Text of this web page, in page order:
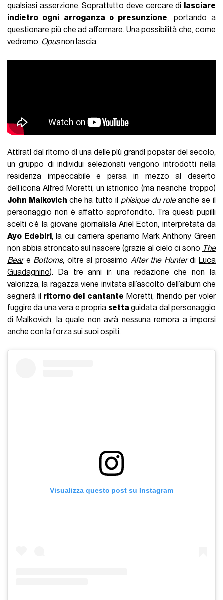
qualsiasi asserzione. Soprattutto deve cercare di
lasciare
indietro ogni arroganza o presunzione, portando a
questionare più che ad affermare. Una possibilità che, come
vedremo, Opusnon lascia.
Attirati dal ritorno di una delle più grandi popstar del secolo,
un gruppo di individui selezionati vengono introdotti nella
residenza impeccabile e persa in mezzo al deserto
dell’icona Alfred Moretti, un istrionico (ma neanche troppo)
John Malkovich che ha tutto il phisique du roleanche se il
personaggio non è affatto approfondito. Tra questi pupilli
scelti c’è la giovane giornalista Ariel Ecton, interpretata da
Ayo Edebiri, la cui carriera speriamo Mark Anthony Green
non abbia stroncato sul nascere (grazie al cielo ci sono The
Beare Bottoms, oltre al prossimo After the Hunterdi Luca
Guadagnino). Da tre anni in una redazione che non la
valorizza, la ragazza viene invitata all’ascolto dell’album che
segnerà il ritorno del cantante Moretti, finendo per voler
fuggire da una vera e propria setta guidata dal personaggio
di Malkovich, la quale non avrà nessuna remora a imporsi
anche con la forza sui suoi ospiti.
Visualizza questo post su Instagram